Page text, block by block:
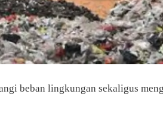
beban lingkungan sekaligus